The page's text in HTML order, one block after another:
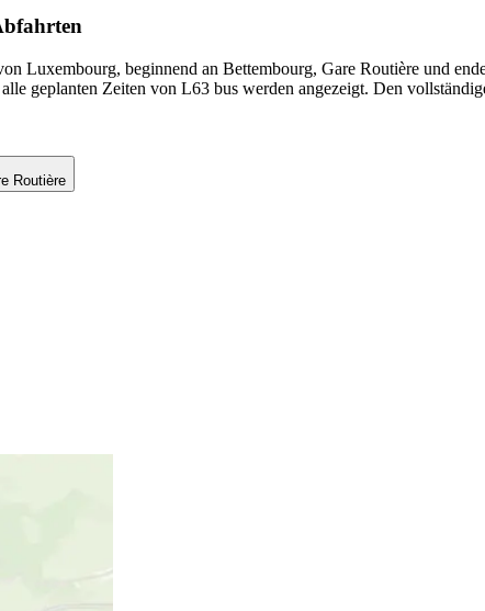
Luxembourg, beginnend an Bettembourg, Gare Routière und
geplanten Zeiten von L63 bus werden angezeigt. Den
Routière